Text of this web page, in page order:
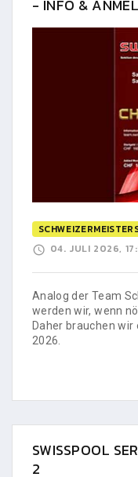
- INFO &
04. JULI 2026,
Analog der Team
werden wir, wenn
Daher brauchen wir
2026.
SWISSPOOL
2